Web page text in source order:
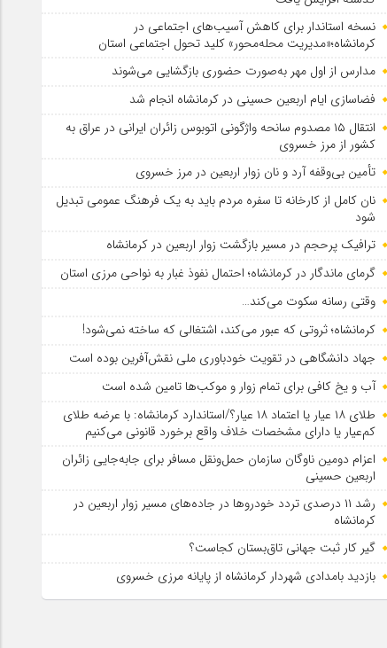
نسخه استاندار برای کاهش آسیب‌های اجتماعی در
کرمانشاه؛«مدیریت محله‌محور» کلید تحول اجتماعی استان
مدارس از اول مهر به‌صورت حضوری بازگشایی می‌شوند
فضاسازی ایام اربعین حسینی در کرمانشاه انجام شد
انتقال ۱۵ مصدوم سانحه واژگونی اتوبوس زائران ایرانی در عراق به
کشور از مرز خسروی
تأمین بی‌وقفه آرد و نان زوار اربعین در مرز خسروی
نان کامل از کارخانه تا سفره مردم باید به یک فرهنگ عمومی تبدیل
شود
ترافیک پرحجم در مسیر بازگشت زوار اربعین در کرمانشاه
گرمای ماندگار در کرمانشاه؛ احتمال نفوذ غبار به نواحی مرزی استان
وقتی رسانه سکوت می‌کند…
کرمانشاه؛ ثروتی که عبور می‌کند، اشتغالی که ساخته نمی‌شود!
جهاد دانشگاهی در تقویت خودباوری ملی نقش‌آفرین بوده است
آب و یخ کافی برای تمام زوار و موکب‌ها تامین شده است
طلای ۱۸ عیار یا اعتماد ۱۸ عیار؟/استاندارد کرمانشاه: با عرضه طلای
کم‌عیار یا دارای مشخصات خلاف واقع برخورد قانونی می‌کنیم
اعزام دومین ناوگان سازمان حمل‌ونقل مسافر برای جابه‌جایی زائران
اربعین حسینی
رشد ۱۱ درصدی تردد خودروها در جاده‌های مسیر زوار اربعین در
کرمانشاه
گیر کار ثبت جهانی تاق‌بستان کجاست؟
بازدید بامدادی شهردار کرمانشاه از پایانه مرزی خسروی